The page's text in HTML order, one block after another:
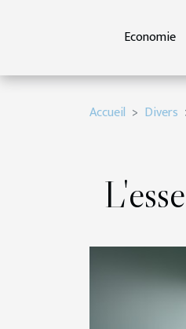
Economie
Accueil Divers